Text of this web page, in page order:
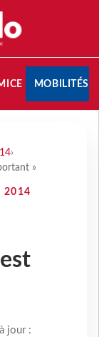
MOBILITÉS
›
»
2014
jour :